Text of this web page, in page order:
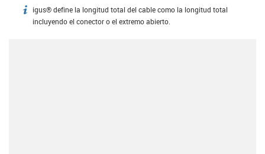
igus-icon-info
igus® define la longitud total del cable como la longitud total
incluyendo el conector o el extremo abierto.